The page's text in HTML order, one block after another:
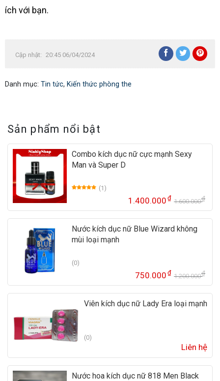
ích với bạn.
Cập nhật: 20:45 06/04/2024
Danh mục: Tin tức, Kiến thức phòng the
Sản phẩm nổi bật
Combo kích dục nữ cực mạnh Sexy
Man và Super D
(1)
1.600.000₫
1.400.000₫
Nước kích dục nữ Blue Wizard không
mùi loại mạnh
(0)
1.200.000₫
là:
750.000₫
tại
Viên kích dục nữ Lady Era loại mạnh
(0)
Liên hệ
Nước hoa kích dục nữ 818 Men Black